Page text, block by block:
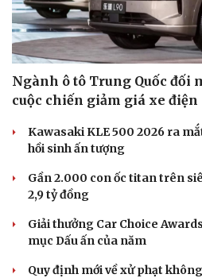
Ngành ô tô Trung Quốc đối
cuộc chiến giảm giá xe điện
Kawasaki KLE 500 2026 ra
hồi sinh ấn tượng
Gần 2.000 con ốc titan trên
2,9 tỷ đồng
Giải thưởng Car Choice
mục Dấu ấn của năm
Quy định mới về xử phạt